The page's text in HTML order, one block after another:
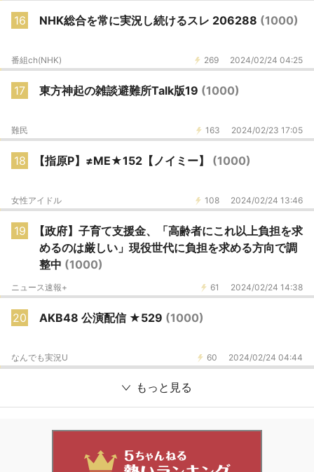
16 NHK総合を常に実況し続けるスレ 206288 (1000)
269 2024/02/24 04:25
番組ch(NHK)
17 東方神起の雑談避難所Talk版19 (1000)
163 2024/02/23 17:05
難民
18 【指原P】≠ME★152【ノイミー】 (1000)
108 2024/02/24 13:46
女性アイドル
19
【政府】子育て支援金、「高齢者にこれ以上負担を求
めるのは厳しい」現役世代に負担を求める方向で調
整中 (1000)
61 2024/02/24 14:38
ニュース速報+
20 AKB48 公演配信 ★529 (1000)
60 2024/02/24 04:44
なんでも実況U
もっと見る